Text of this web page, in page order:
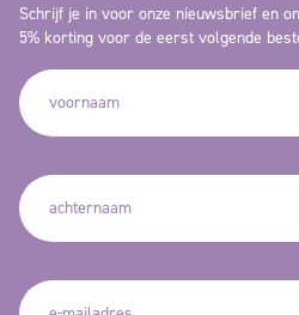
Schrijf je in voor onze nieuwsbrief en
5% korting voor de eerst volgende